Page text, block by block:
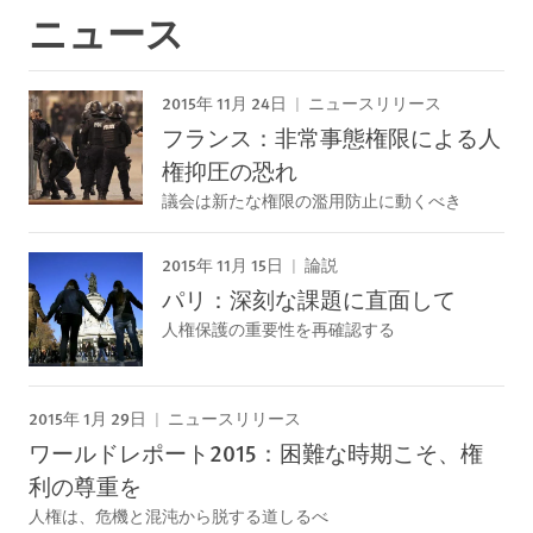
ニュース
2015年 11月 24日 ニュースリリース
フランス：非常事態権限による人
権抑圧の恐れ
議会は新たな権限の濫用防止に動くべき
2015年 11月 15日 論説
パリ：深刻な課題に直面して
人権保護の重要性を再確認する
2015年 1月 29日 ニュースリリース
ワールドレポート2015：困難な時期こそ、権
利の尊重を
人権は、危機と混沌から脱する道しるべ